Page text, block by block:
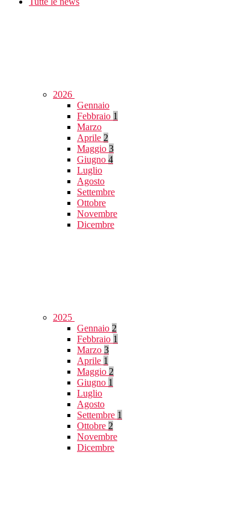
2026
Gennaio
Febbraio 1
Marzo
Aprile 2
Maggio 3
Giugno 4
Luglio
Agosto
Settembre
Ottobre
Novembre
Dicembre
2025
Gennaio 2
Febbraio 1
Marzo 3
Aprile 1
Maggio 2
Giugno 1
Luglio
Agosto
Settembre 1
Ottobre 2
Novembre
Dicembre